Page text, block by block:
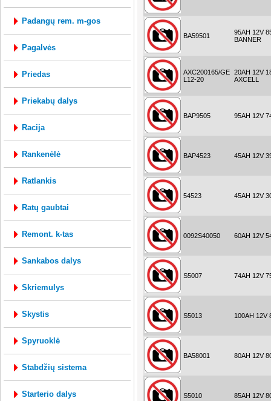
padangų rem. m-gos
pagalvės
priedas
priekabų dalys
racija
rankenėlė
ratlankis
ratų gaubtai
remont. k-tas
sankabos dalys
skriemulys
skystis
spyruoklė
stabdžių sistema
starterio dalys
BA59501
95AH 12V
BANNER
AXC200165/GE
L12-20
20AH 12V
AXCELL
BAP9505 95AH 12V
BAP4523 45AH 12V
54523 45AH 12V
0092S40050 60AH 12V
S5007 74AH 12V
S5013 100AH 12V
BA58001 80AH 12V
S5010 85AH 12V